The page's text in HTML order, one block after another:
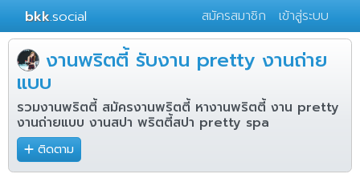
bkk.social สมัครสมาชิก เข้าสู่ระบบ
งานพริตตี้ รับงาน pretty งานถ่าย
แบบ
รวมงานพริตตี้ สมัครงานพริตตี้ หางานพริตตี้ งาน pretty
งานถ่ายแบบ งานสปา พริตตี้สปา pretty spa
ติดตาม